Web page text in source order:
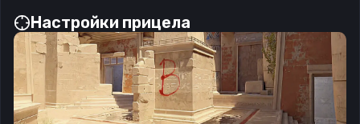
Настройки прицела